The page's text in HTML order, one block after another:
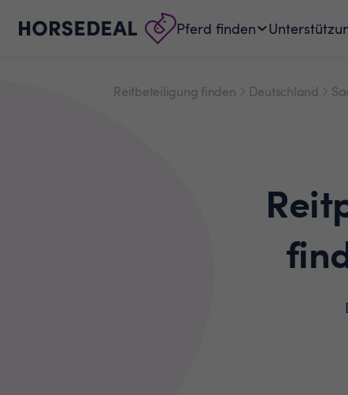
Pferd finden
Reitbeteiligung finden Deutschland